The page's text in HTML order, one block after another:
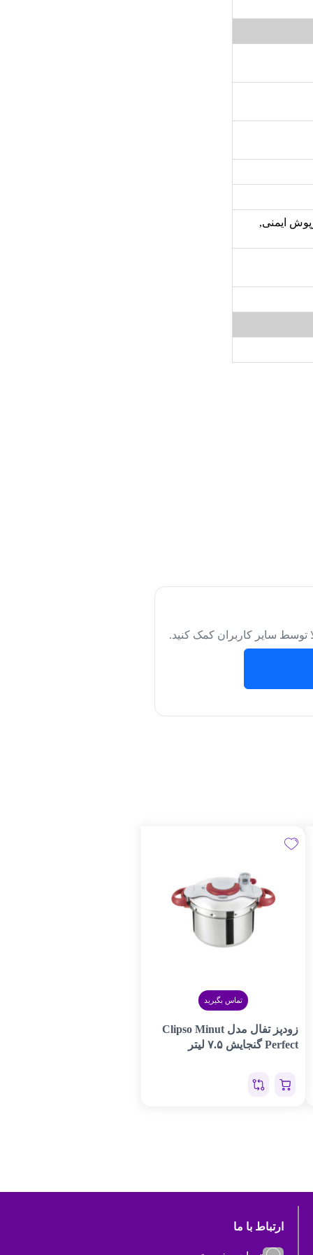
ایمنی,
توسط سایر کاربران کمک کنید.
تماس بگیرید
زودپز تفال مدل Clipso Minut
Perfect گنجایش ۷.۵ لیتر
ارتباط با ما